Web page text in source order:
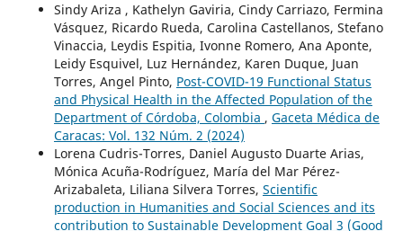
Sindy Ariza , Kathelyn Gaviria, Cindy Carriazo, Fermina
Vásquez, Ricardo Rueda, Carolina Castellanos, Stefano
Vinaccia, Leydis Espitia, Ivonne Romero, Ana Aponte,
Leidy Esquivel, Luz Hernández, Karen Duque, Juan
Torres, Angel Pinto, Post-COVID-19 Functional Status
and Physical Health in the Affected Population of the
Department of Córdoba, Colombia , Gaceta Médica de
Caracas: Vol. 132 Núm. 2 (2024)
Lorena Cudris-Torres, Daniel Augusto Duarte Arias,
Mónica Acuña-Rodríguez, María del Mar Pérez-
Arizabaleta, Liliana Silvera Torres, Scientific
production in Humanities and Social Sciences and its
contribution to Sustainable Development Goal 3 (Good